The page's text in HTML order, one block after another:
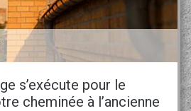
s’exécute pour le
cheminée à l’ancienne